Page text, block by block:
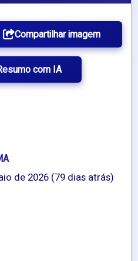
Compartilhar imagem
com IA
de 2026 (79 dias atrás)